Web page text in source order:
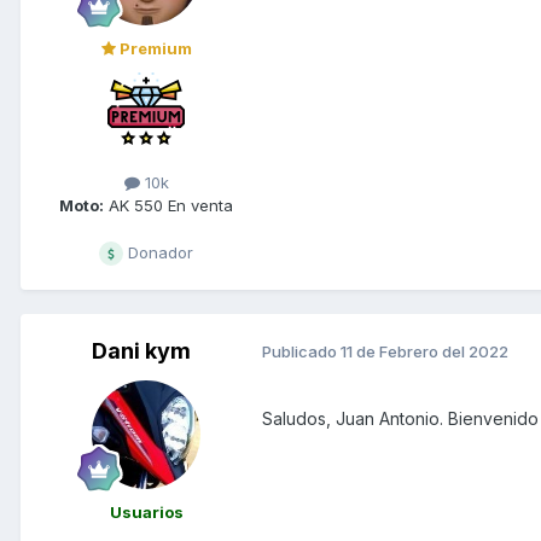
Premium
10k
Moto: AK 550 En venta
Donador
Dani kym
Usuarios
Publicado 11 de Febrero del 2022
Saludos, Juan Antonio.